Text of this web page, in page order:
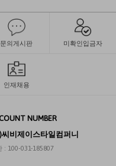
문의게시판 미확인입금자
인재채용
NUMBER
씨비제이스타일컴퍼니
: 100-031-185807